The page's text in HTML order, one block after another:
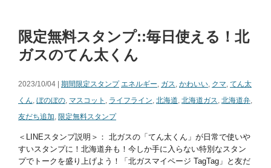
限定無料スタンプ::毎日使える！北
ガスのてん太くん
2023/10/04 | 期間限定スタンプ エネルギー, ガス, かわいい, クマ, てん太
くん, ぼのぼの, マスコット , ライフライン, 北海道, 北海道ガス, 北海道弁,
友だち追加, 限定無料スタンプ
＜LINEスタンプ説明＞： 北ガスの「てん太くん」が日常で使いや
すいスタンプに！北海道弁も！今しか手に入らない特別なスタン
プでトークを盛り上げよう！「北ガスマイページ TagTag」と友だ